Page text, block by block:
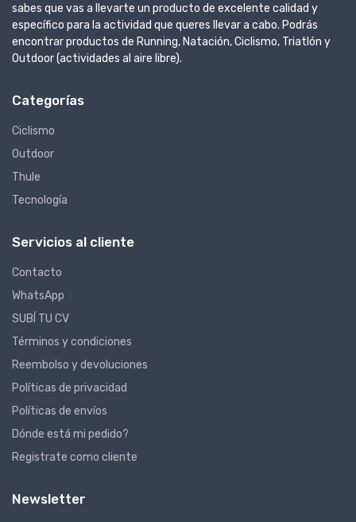
sabes que vas a llevarte un producto de excelente calidad y
específico para la actividad que queres llevar a cabo. Podrás
encontrar productos de Running, Natación, Ciclismo, Triatlón y
Outdoor (actividades al aire libre).
Categorías
Ciclismo
Outdoor
Thule
Tecnología
Servicios al cliente
Contacto
WhatsApp
SUBÍ TU CV
Términos y condiciones
Reembolso y devoluciones
Políticas de privacidad
Políticas de envíos
Dónde está mi pedido?
Registrate como cliente
Newsletter